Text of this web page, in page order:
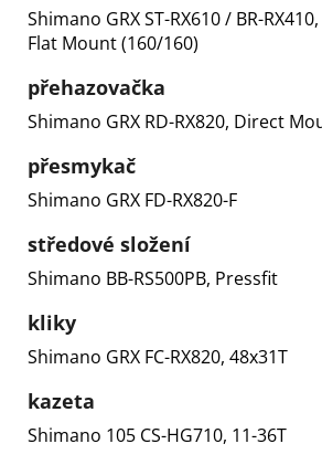
Shimano GRX ST-RX610 / BR-
Flat Mount (160/160)
přehazovačka
Shimano GRX RD-RX820, Direct
přesmykač
Shimano GRX FD-RX820-F
středové složení
Shimano BB-RS500PB, Pressfit
kliky
Shimano GRX FC-RX820, 48x31T
kazeta
Shimano 105 CS-HG710, 11-36T